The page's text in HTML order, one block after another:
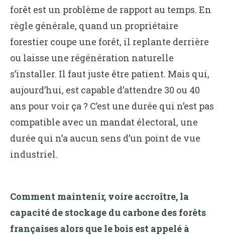
forêt est un problème de rapport au temps. En
règle générale, quand un propriétaire
forestier coupe une forêt, il replante derrière
ou laisse une régénération naturelle
s’installer. Il faut juste être patient. Mais qui,
aujourd’hui, est capable d’attendre 30 ou 40
ans pour voir ça ? C’est une durée qui n’est pas
compatible avec un mandat électoral, une
durée qui n’a aucun sens d’un point de vue
industriel.
Comment maintenir, voire accroître, la
capacité de stockage du carbone des forêts
françaises alors que le bois est appelé à